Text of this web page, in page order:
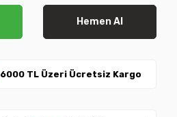
Hemen Al
6000 TL Üzeri Ücretsiz Kargo